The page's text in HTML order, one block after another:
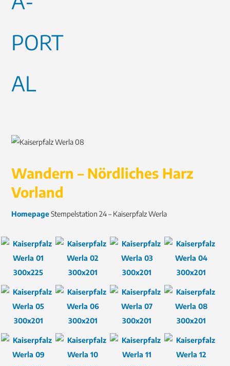
Wandern – Nördliches Harz
Vorland
HomepageStempelstation 24 – Kaiserpfalz Werla